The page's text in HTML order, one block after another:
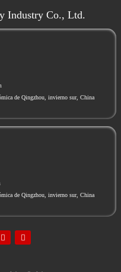
Industry Co., Ltd.
de Qingzhou, invierno sur, China
de Qingzhou, invierno sur, China